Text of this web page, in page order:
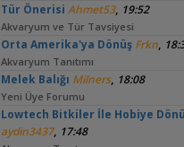
Tür Önerisi Ahmet53, 19:52
Akvaryum ve Tür Tavsiyesi
Orta Amerika'ya Dönüş Frkn,
Akvaryum Tanıtımı
Melek Balığı Milners, 18:08
Yeni Üye Forumu
Lowtech Bitkiler İle Hobiye
aydin3437, 17:48